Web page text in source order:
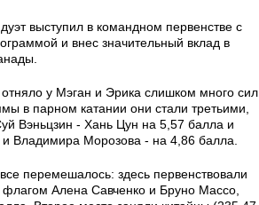
выступил в командном первенстве с
и внес значительный вклад в
у Мэган и Эрика слишком много сил.
в парном катании они стали третьими,
Вэньцзин - Хань Цун на 5,57 балла и
и Владимира Морозова - на 4,86 балла.
перемешалось: здесь первенствовали
Алена Савченко и Бруно Массо,